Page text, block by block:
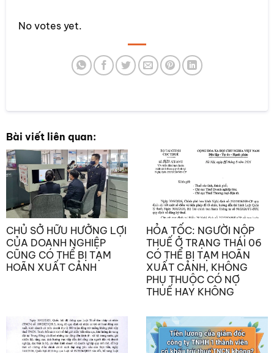
SUBMIT RATING
No votes yet.
Bài viết liên quan:
CHỦ SỞ HỮU HƯỞNG LỢI
CỦA DOANH NGHIỆP
CŨNG CÓ THỂ BỊ TẠM
HOÃN XUẤT CẢNH
HỎA TỐC: NGƯỜI NỘP
THUẾ Ở TRẠNG THÁI 06
CÓ THỂ BỊ TẠM HOÃN
XUẤT CẢNH, KHÔNG
PHỤ THUỘC CÓ NỢ
THUẾ HAY KHÔNG